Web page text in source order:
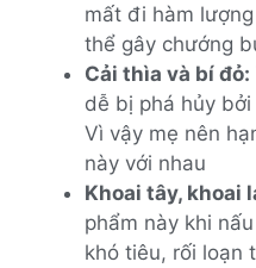
mất đi hàm
thể gây chướng
Cải thìa và bí đỏ:
dễ bị phá hủy
Vì vậy mẹ nên
này với nhau
Khoai tây, khoai
phẩm này khi
khó tiêu, rối loạn